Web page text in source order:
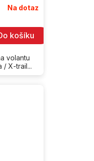
Na dotaz
košíku
volantu
/ X-trail...